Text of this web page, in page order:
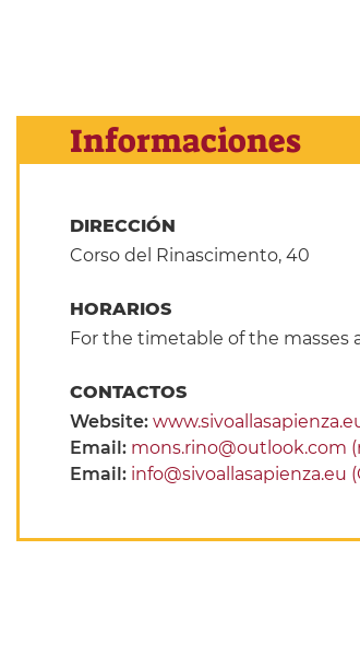
Informaciones
DIRECCIÓN
Corso del Rinascimento, 40
HORARIOS
For the timetable of the
CONTACTOS
Website:
Email: mons.rino@outlook.com
Email: info@sivoallasapienza.eu